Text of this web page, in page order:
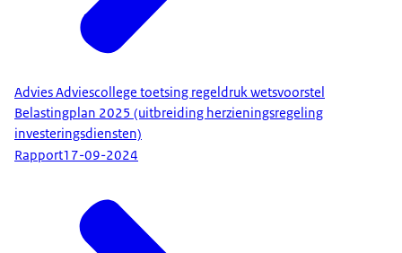
Advies Adviescollege toetsing regeldruk wetsvoorstel
Belastingplan 2025 (uitbreiding herzieningsregeling
investeringsdiensten)
Rapport17-09-2024